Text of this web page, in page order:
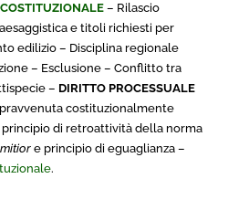
– Rilascio
e titoli richiesti per
edilizio – Disciplina regionale
– Esclusione – Conflitto tra
– DIRITTO PROCESSUALE
costituzionalmente
di retroattività della norma
e principio di eguaglianza –
.